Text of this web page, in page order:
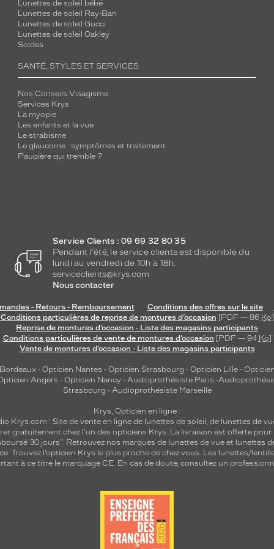
Lunettes de soleil bébé
Lunettes de soleil Ray-Ban
Lunettes de soleil Gucci
Lunettes de soleil Oakley
Soldes
SANTÉ, STYLES ET SERVICES
Nos Conseils Visagisme
Services Krys
La myopie
Les enfants et la vue
Le strabisme
Le glaucome : symptômes et traitement
Paupière qui tremble ?
Service Clients : 09 69 32 80 35
Pendant l'été, le service clients est disponible du
lundi au vendredi de 10h à 18h.
serviceclients@krys.com
Nous contacter
- Retours - Remboursement Conditions des offres sur le site
Conditions particulières de reprise de montures d’occasion [PDF — 86 Ko]
Reprise de montures d’occasion - Liste des magasins participants
Conditions particulières de vente de montures d’occasion [PDF — 94 Ko]
Vente de montures d’occasion - Liste des magasins participants
- Opticien Nantes - Opticien Strasbourg - Opticien Lille -
Angers - Opticien Nancy - Audioprothésiste Paris -
Strasbourg - Audioprothésiste Marseille
Krys, Opticien en ligne :
Krys.com : Site de vente en ligne de lunettes de soleil, de lunettes de
gratuitement chez l'un des opticiens Krys. La livraison est offerte
30 jours". Retrouvez nos marques de lunettes de vue et lunettes
Trouvez l’opticien Krys le plus proche de chez vous. Les lunettes/
à ce titre le marquage CE. En cas de doute, consultez un